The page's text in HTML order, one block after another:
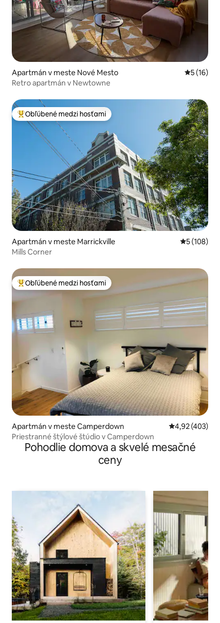
Apartmán v meste Nové Mesto
5 (16)
Retro apartmán v Newtowne
Najobľúbenejšie medzi hosťami
Obľúbené medzi hosťami
Apartmán v meste Marrickville Priemerné
5 (108)
Mills Corner
Najobľúbenejšie medzi hosťami
Obľúbené medzi hosťami
Apartmán v meste Camperdown Priemerné
4,92 (403)
Priestranné štýlové štúdio v Camperdown
Pohodlie domova a skvelé mesačné
ceny